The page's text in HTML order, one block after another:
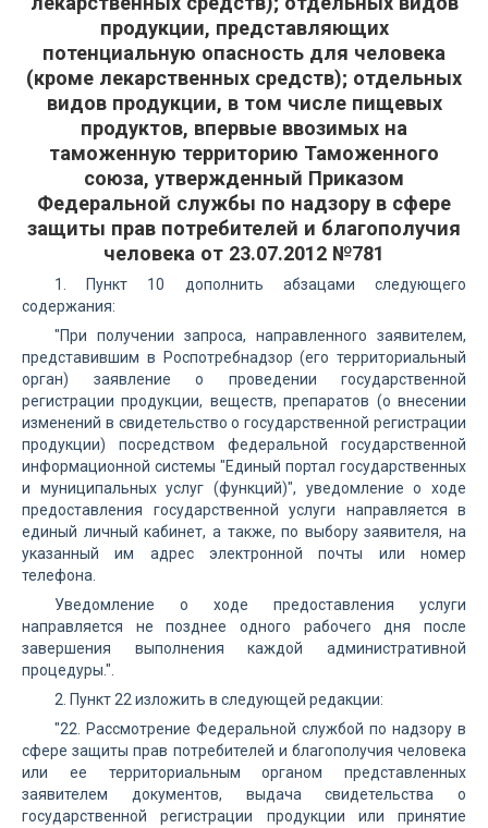
продукции, представляющих
потенциальную опасность для человека
(кроме лекарственных средств); отдельных
видов продукции, в том числе пищевых
продуктов, впервые ввозимых на
таможенную территорию Таможенного
союза, утвержденный Приказом
Федеральной службы по надзору в сфере
защиты прав потребителей и благополучия
человека от 23.07.2012 №781
1. Пункт 10 дополнить абзацами следующего
содержания:
"При получении запроса, направленного заявителем,
представившим в Роспотребнадзор (его территориальный
орган) заявление о проведении государственной
регистрации продукции, веществ, препаратов (о внесении
изменений в свидетельство о государственной регистрации
продукции) посредством федеральной государственной
информационной системы "Единый портал государственных
и муниципальных услуг (функций)", уведомление о ходе
предоставления государственной услуги направляется в
единый личный кабинет, а также, по выбору заявителя, на
указанный им адрес электронной почты или номер
телефона.
Уведомление о ходе предоставления услуги
направляется не позднее одного рабочего дня после
завершения выполнения каждой административной
процедуры.".
2. Пункт 22 изложить в следующей редакции:
"22. Рассмотрение Федеральной службой по надзору в
сфере защиты прав потребителей и благополучия человека
или ее территориальным органом представленных
заявителем документов, выдача свидетельства о
государственной регистрации продукции или принятие